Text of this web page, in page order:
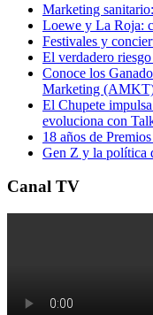
Marketing
Loewe y La Roja:
Festivales y
El verdadero
Conoce los
Marketing
El Chupete
evoluciona con
18 años de
Gen Z y la política
Canal TV